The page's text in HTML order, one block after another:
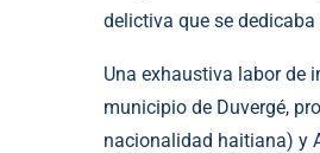
delictiva que se
Una exhaustiva labor de
municipio de Duvergé,
nacionalidad haitiana) y